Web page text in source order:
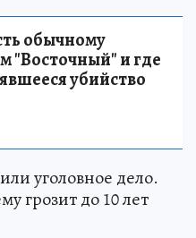
обычному
"Восточный" и где
убийство
уголовное дело.
грозит до 10 лет